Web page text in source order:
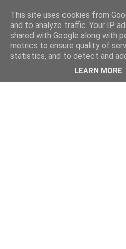
This site uses cookies from
and to analyze traffic. Your IP
shared with Google along with
metrics to ensure quality of
statistics, and to detect and
LEARN MORE